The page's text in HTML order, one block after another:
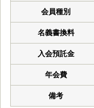
会員種別
名義書換料
入会預託金
年会費
備考